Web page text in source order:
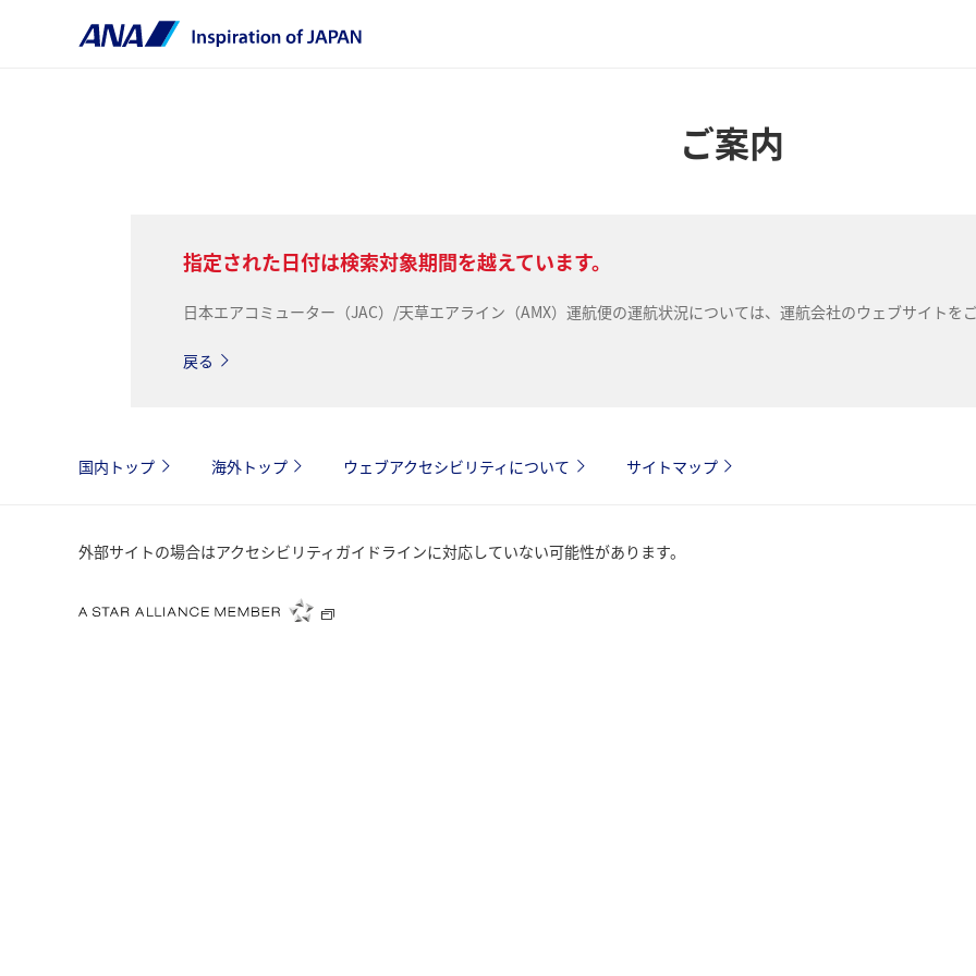
ご案内
指定された日付は検索対象期間を越えています。
日本エアコミューター（JAC）/天草エアライン（AMX）運航便の運航状況については、運航会社のウェブサイトを
戻る
国内トップ 海外トップ ウェブアクセシビリティについて サイトマップ
外部サイトの場合はアクセシビリティガイドラインに対応していない可能性があります。